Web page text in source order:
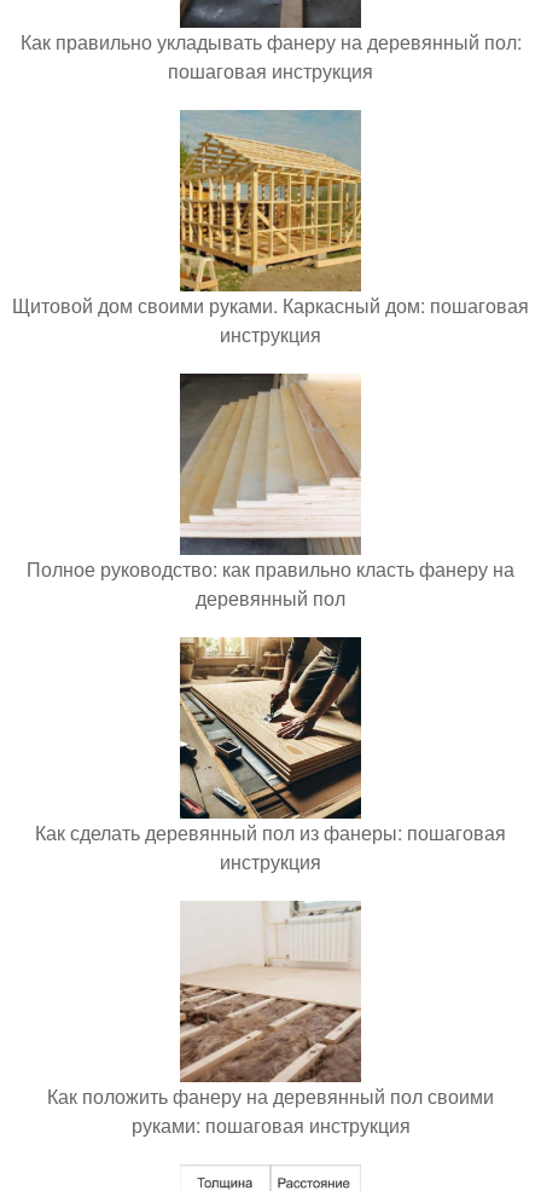
Как правильно укладывать фанеру на деревянный пол:
пошаговая инструкция
Щитовой дом своими руками. Каркасный дом: пошаговая
инструкция
Полное руководство: как правильно класть фанеру на
деревянный пол
Как сделать деревянный пол из фанеры: пошаговая
инструкция
Как положить фанеру на деревянный пол своими
руками: пошаговая инструкция